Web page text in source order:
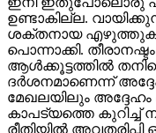
ഉണ്ടാകില്ല.
ശക്തനായ
പൊന്നാക്കി.
ആള്‍ക്കൂട്ടത്തില്‍
ദര്‍ശനമാണെന്ന്
മേഖലയിലും
കാപട്യത്തെ കുറിച്ച്
രീതിയില്‍